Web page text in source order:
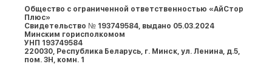
Общество с ограниченной ответственностью «АйСтор
Плюс»
Свидетельство № 193749584, выдано 05.03.2024
Минским горисполкомом
УНП 193749584
220030, Республика Беларусь, г. Минcк, ул. Ленина, д.5,
пом. 3Н, комн. 1